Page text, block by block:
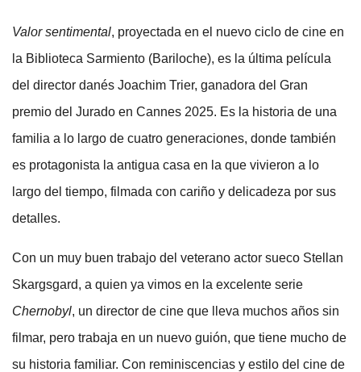
Valor sentimental, proyectada en el nuevo ciclo de cine en
la Biblioteca Sarmiento (Bariloche), es la última película
del director danés Joachim Trier, ganadora del Gran
premio del Jurado en Cannes 2025. Es la historia de una
familia a lo largo de cuatro generaciones, donde también
es protagonista la antigua casa en la que vivieron a lo
largo del tiempo, filmada con cariño y delicadeza por sus
detalles.
Con un muy buen trabajo del veterano actor sueco Stellan
Skargsgard, a quien ya vimos en la excelente serie
Chernobyl, un director de cine que lleva muchos años sin
filmar, pero trabaja en un nuevo guión, que tiene mucho de
su historia familiar. Con reminiscencias y estilo del cine de